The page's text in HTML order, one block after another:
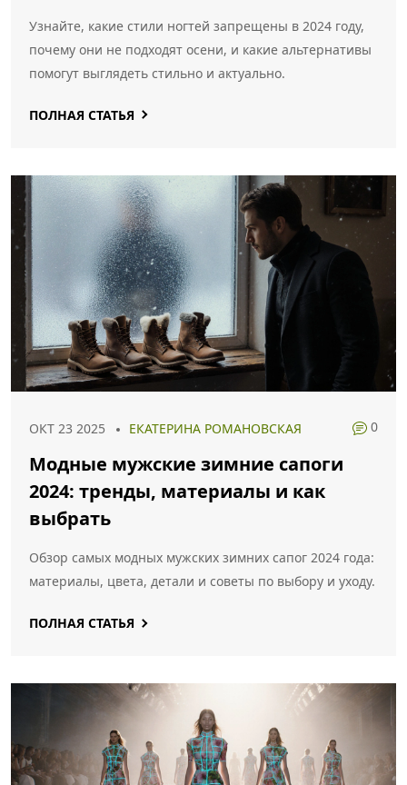
Узнайте, какие стили ногтей запрещены в 2024 году,
почему они не подходят осени, и какие альтернативы
помогут выглядеть стильно и актуально.
ПОЛНАЯ СТАТЬЯ
ОКТ 23 2025 ЕКАТЕРИНА РОМАНОВСКАЯ 0
Модные мужские зимние сапоги
2024: тренды, материалы и как
выбрать
Обзор самых модных мужских зимних сапог 2024 года:
материалы, цвета, детали и советы по выбору и уходу.
ПОЛНАЯ СТАТЬЯ